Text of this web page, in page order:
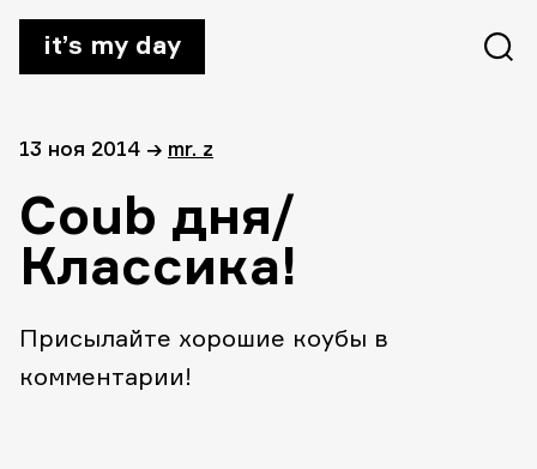
it’s my day
13 ноя 2014 → mr. z
Coub дня/
Классика!
Присылайте хорошие коубы в
комментарии!